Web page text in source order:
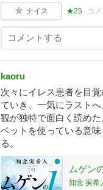
ナイス ★25 コ
kaoru
次々にイレス患者を目
ていき、一気にラスト
観が独特で面白く読め
ベットを使っている意
る。
ムゲン
知念 実希